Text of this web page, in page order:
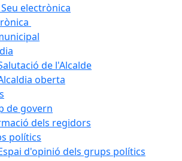
electrònica
de l'Alcalde
oberta
de govern
dels regidors
polítics
d'opinió dels grups polítics